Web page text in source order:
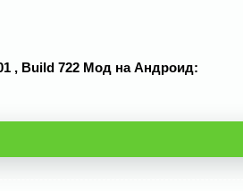
, Build 722 Мод на Андроид: